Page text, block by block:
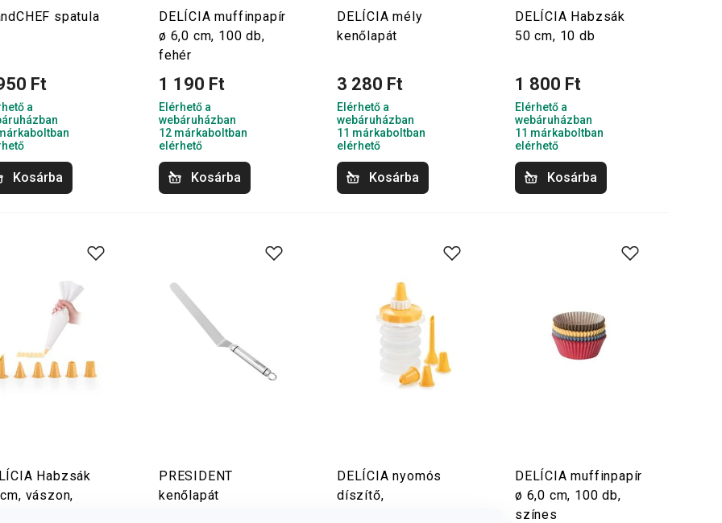
spatula
Ft
a
Kosárba
DELÍCIA muffinpapír
ø 6,0 cm, 100 db,
fehér
1 190 Ft
Elérhető a
webáruházban
12 márkaboltban
elérhető
Kosárba
DELÍCIA mély
kenőlapát
3 280 Ft
Elérhető a
webáruházban
11 márkaboltban
elérhető
Kosárba
DELÍCIA Habzsák
50 cm, 10 db
1 800 Ft
Elérhető a
webáruházban
11 márkaboltban
elérhető
Kosárba
Habzsák
vászon,
PRESIDENT
kenőlapát
DELÍCIA nyomós
díszítő,
DELÍCIA muffinpapír
ø 6,0 cm, 100 db,
színes